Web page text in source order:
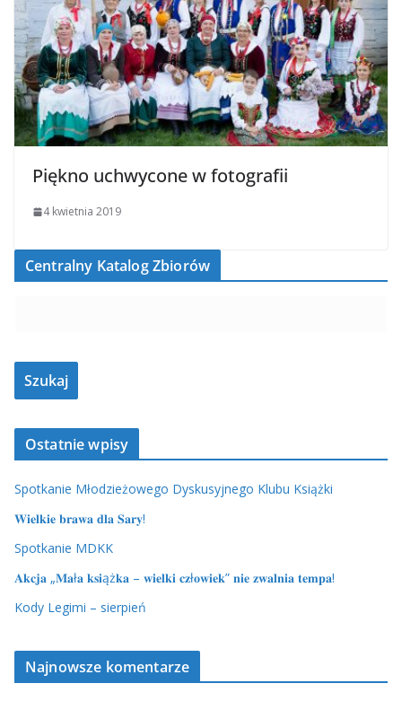
Piękno uchwycone w fotografii
4 kwietnia 2019
Centralny Katalog Zbiorów
Ostatnie wpisy
Spotkanie Młodzieżowego Dyskusyjnego Klubu Książki
𝐖𝐢𝐞𝐥𝐤𝐢𝐞 𝐛𝐫𝐚𝐰𝐚 𝐝𝐥𝐚 𝐒𝐚𝐫𝐲!
Spotkanie MDKK
𝐀𝐤𝐜𝐣𝐚 „𝐌𝐚ł𝐚 𝐤𝐬𝐢ąż𝐤𝐚 – 𝐰𝐢𝐞𝐥𝐤𝐢 𝐜𝐳ł𝐨𝐰𝐢𝐞𝐤” 𝐧𝐢𝐞 𝐳𝐰𝐚𝐥𝐧𝐢𝐚 𝐭𝐞𝐦𝐩𝐚!
Kody Legimi – sierpień
Najnowsze komentarze